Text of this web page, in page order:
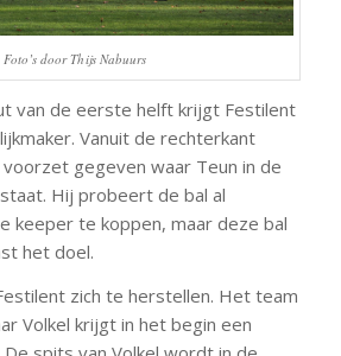
Foto’s door Thijs Nabuurs
van de eerste helft krijgt Festilent
Vanuit de rechterkant
gegeven waar Teun in de
Hij probeert de bal al
keeper te koppen, maar deze bal
het doel.
zich te herstellen. Het team
Volkel krijgt in het begin een